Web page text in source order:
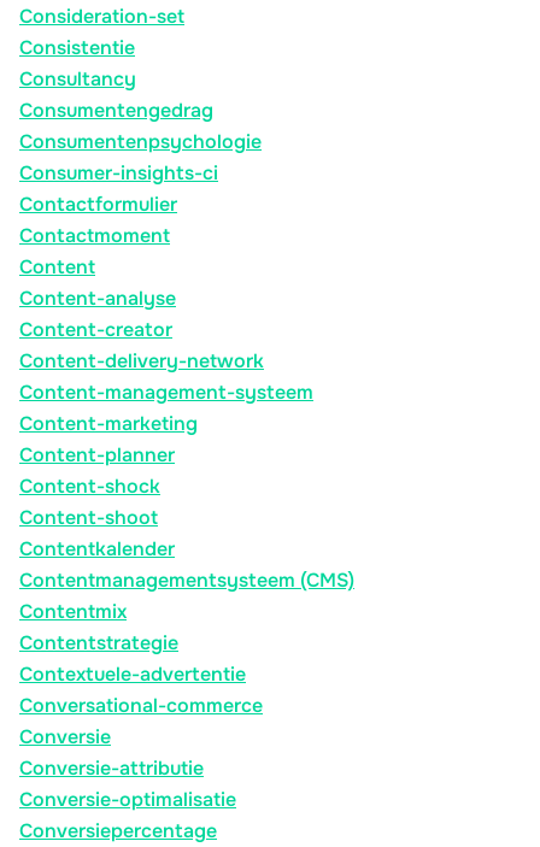
Consideration-set
Consistentie
Consultancy
Consumentengedrag
Consumentenpsychologie
Consumer-insights-ci
Contactformulier
Contactmoment
Content
Content-analyse
Content-creator
Content-delivery-network
Content-management-systeem
Content-marketing
Content-planner
Content-shock
Content-shoot
Contentkalender
Contentmanagementsysteem (CMS)
Contentmix
Contentstrategie
Contextuele-advertentie
Conversational-commerce
Conversie
Conversie-attributie
Conversie-optimalisatie
Conversiepercentage